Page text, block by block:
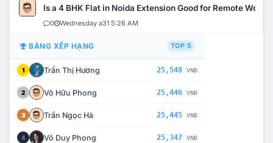
Is a 4 BHK Flat in Noida Extension Good for Remote Work?
0 Wednesday a31 5:26 AM
BẢNG XẾP HẠNG TOP 5
1 Trần Thị Hương 25,548 VNĐ
2 Võ Hữu Phong 25,446 VNĐ
3 Trần Ngọc Hà 25,445 VNĐ
4 Võ Duy Phong 25,347 VNĐ